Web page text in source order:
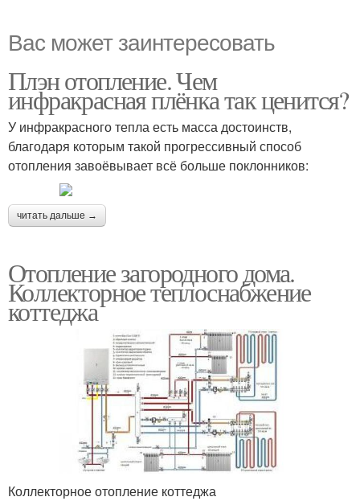
Вас может заинтересовать
Плэн отопление. Чем
инфракрасная плёнка так ценится?
У инфракрасного тепла есть масса достоинств,
благодаря которым такой прогрессивный способ
отопления завоёвывает всё больше поклонников:
читать дальше →
Отопление загородного дома.
Коллекторное теплоснабжение
коттеджа
Коллекторное отопление коттеджа